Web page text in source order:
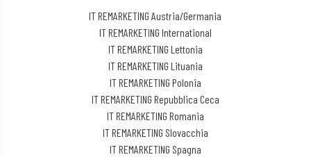
IT REMARKETING Austria/Germania
IT REMARKETING International
IT REMARKETING Lettonia
IT REMARKETING Lituania
IT REMARKETING Polonia
IT REMARKETING Repubblica Ceca
IT REMARKETING Romania
IT REMARKETING Slovacchia
IT REMARKETING Spagna